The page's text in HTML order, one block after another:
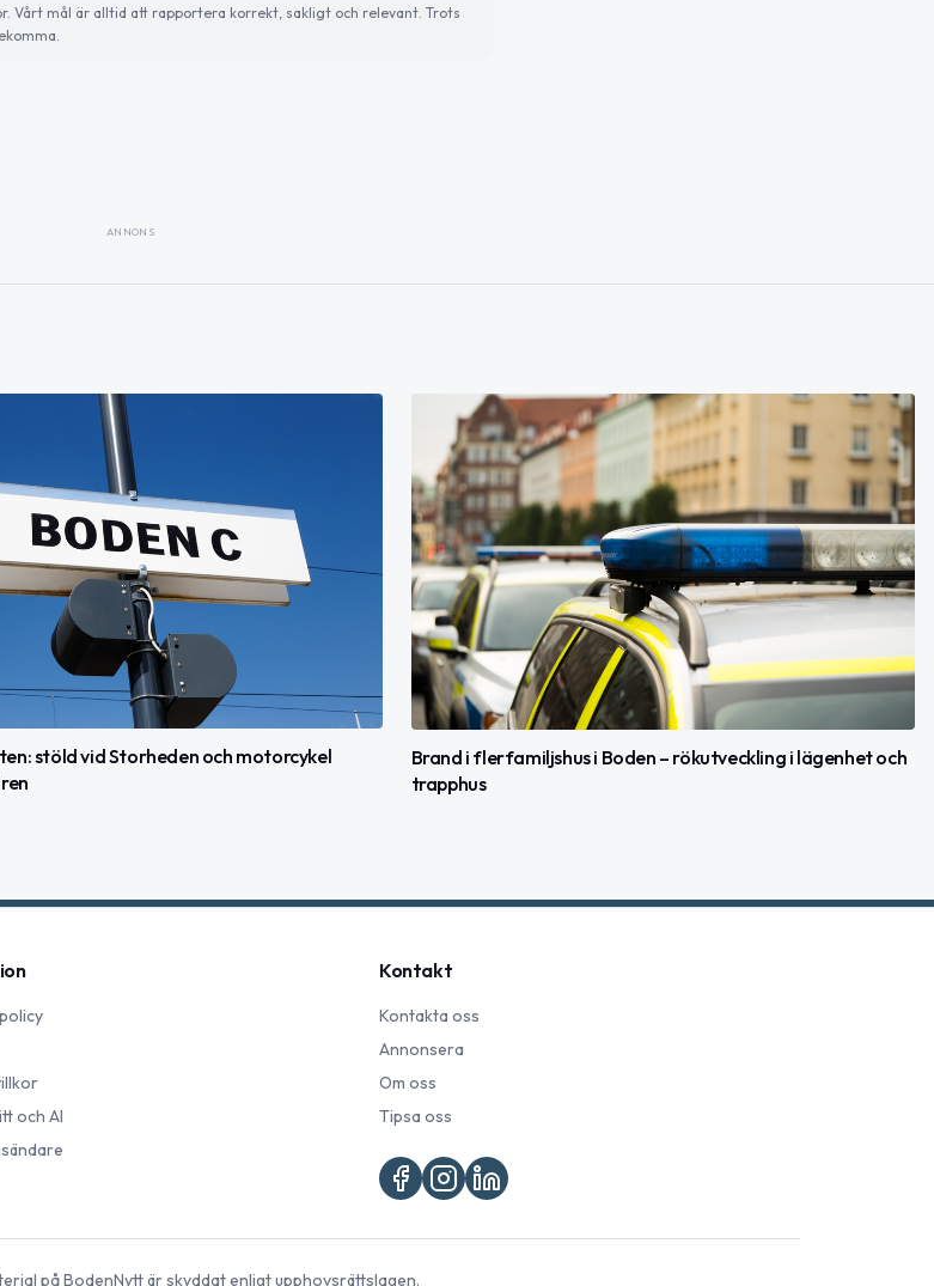
Vårt mål är alltid att rapportera korrekt, sakligt och relevant. Trots
ANNONS
stöld vid Storheden och motorcykel
Brand i flerfamiljshus i Boden – rökutveckling i lägenhet och
trapphus
och AI
Kontakt
Kontakta oss
Annonsera
Om oss
Tipsa oss
påBodenNyttär skyddat enligt upphovsrättslagen.